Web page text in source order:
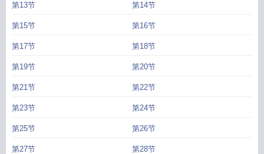
第13节 第14节
第15节 第16节
第17节 第18节
第19节 第20节
第21节 第22节
第23节 第24节
第25节 第26节
第27节 第28节